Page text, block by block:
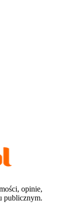
opinie,
publicznym.